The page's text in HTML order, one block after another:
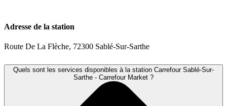
Adresse de la station
Route De La Flèche, 72300 Sablé-Sur-Sarthe
Quels sont les services disponibles à la station Carrefour Sablé-Sur-
Sarthe - Carrefour Market ?